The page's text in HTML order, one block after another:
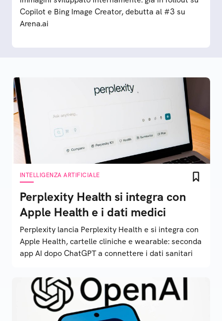
Copilot e Bing Image Creator, debutta al #3 su
Arena.ai
INTELLIGENZA ARTIFICIALE
Perplexity Health si integra con
Apple Health e i dati medici
Perplexity lancia Perplexity Health e si integra con
Apple Health, cartelle cliniche e wearable: seconda
app AI dopo ChatGPT a connettere i dati sanitari